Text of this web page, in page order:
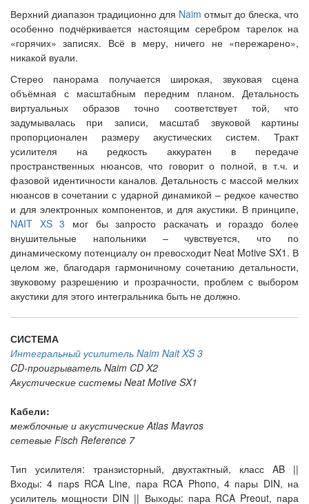
Верхний диапазон традиционно для Naim отмыт до блеска, что
особенно подчёркивается настоящим серебром тарелок на
«горячих» записях. Всё в меру, ничего не «пережарено»,
никакой вуали.
Стерео панорама получается широкая, звуковая сцена
объёмная с масштабным передним планом. Детальность
виртуальных образов точно соответствует той, что
задумывалась при записи, масштаб звуковой картины
пропорционален размеру акустических систем. Тракт
усилителя на редкость аккуратен в передаче
пространственных нюансов, что говорит о полной, в т.ч. и
фазовой идентичности каналов. Детальность с массой мелких
нюансов в сочетании с ударной динамикой – редкое качество
и для электронных компонентов, и для акустики. В принципе,
NAIT XS 3 мог бы запросто раскачать и гораздо более
внушительные напольники – чувствуется, что по
динамическому потенциалу он превосходит Neat Motive SX1. В
целом же, благодаря гармоничному сочетанию детальности,
звуковому разрешению и прозрачности, проблем с выбором
акустики для этого интегральника быть не должно.
СИСТЕМА
Интегральный усилитель Naim Nait XS 3
CD-проигрыватель Naim CD X2
Акустические системы Neat Motive SX1
Кабели:
межблочные и акустические Atlas Mavros
сетевые Fisch Reference 7
Тип усилителя: транзисторный, двухтактный, класс AB ||
Входы: 4 парs RCA Line, пара RCA Phono, 4 пары DIN, на
усилитель мощности DIN || Выходы: пара RCA Preout, пара